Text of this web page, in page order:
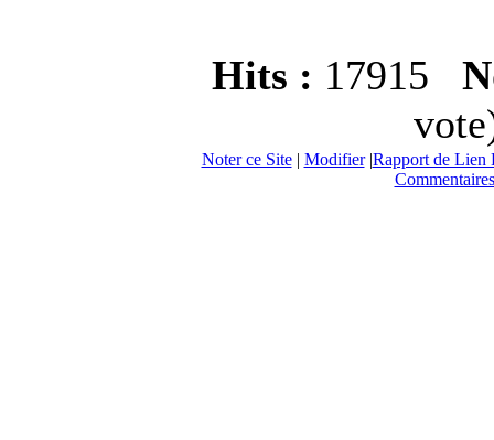
Hits : 17915
Noter ce Site| Modifier|Rapport de Lien